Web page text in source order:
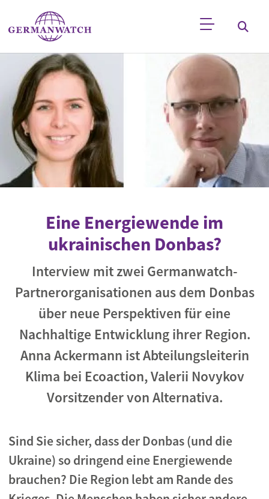
Direkt zum Inhalt
Stichwortsuche
Eine Energiewende im
ukrainischen Donbas?
Interview mit zwei Germanwatch-
Partnerorganisationen aus dem Donbas
über neue Perspektiven für eine
Nachhaltige Entwicklung ihrer Region.
Anna Ackermann ist Abteilungsleiterin
Klima bei Ecoaction, Valerii Novykov
Vorsitzender von Alternativa.
Sind Sie sicher, dass der Donbas (und die
Ukraine) so dringend eine Energiewende
brauchen? Die Region lebt am Rande des